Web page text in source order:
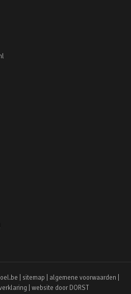
| sitemap algemene voorwaarden
| website door DORST